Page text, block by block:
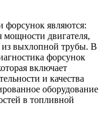
форсунок являются:
двигателя,
выхлопной трубы. В
форсунок
включает
и качества
оборудование
в топливной